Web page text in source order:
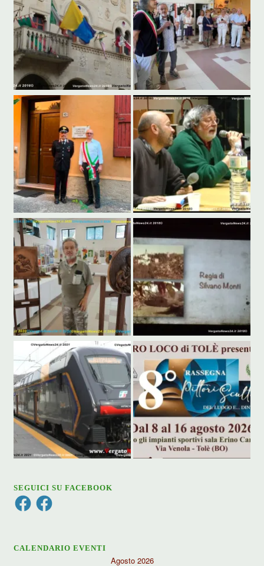
SEGUICI SU FACEBOOK
FacebookFacebook
CALENDARIO EVENTI
Agosto 2026